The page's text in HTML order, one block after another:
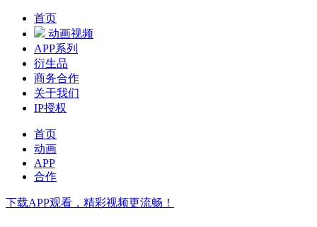
首页
动画视频
APP系列
衍生品
商务合作
关于我们
IP授权
首页
动画
APP
合作
下载APP观看，精彩视频更流畅！